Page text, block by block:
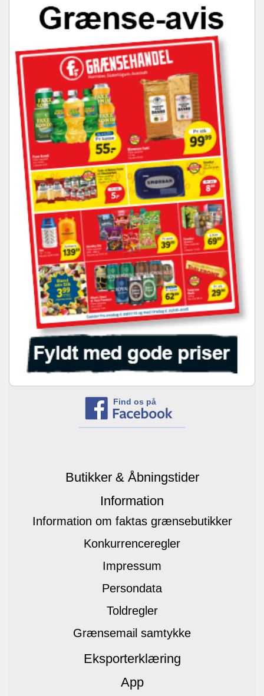
Find os på
Butikker & Åbningstider
Information
Information om faktas grænsebutikker
Konkurrenceregler
Impressum
Persondata
Toldregler
Grænsemail samtykke
Eksporterklæring
App